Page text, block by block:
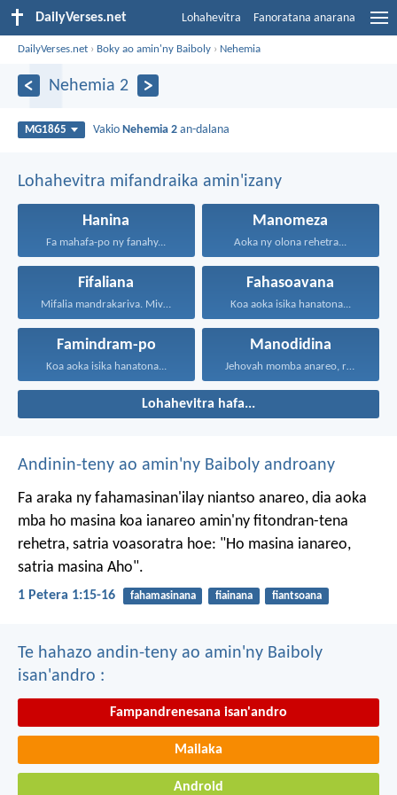
DailyVerses.net Lohahevitra Fanoratana anarana
DailyVerses.net › Boky ao amin'ny Baiboly › Nehemia
Nehemia 2
MG1865 Vakio Nehemia 2 an-dalana
Lohahevitra mifandraika amin'izany
Hanina
Fa mahafa-po ny fanahy...
Manomeza
Aoka ny olona rehetra...
Fifaliana
Mifalia mandrakariva. Mivavaha, ka...
Fahasoavana
Koa aoka isika hanatona...
Famindram-po
Koa aoka isika hanatona...
Manodidina
Jehovah momba anareo, raha...
Lohahevitra hafa...
Andinin-teny ao amin'ny Baiboly androany
Fa araka ny fahamasinan'ilay niantso anareo, dia aoka
mba ho masina koa ianareo amin'ny fitondran-tena
rehetra, satria voasoratra hoe: "Ho masina ianareo,
satria masina Aho".
1 Petera 1:15-16 fahamasinana fiainana fiantsoana
Te hahazo andin-teny ao amin'ny Baiboly
isan'andro :
Fampandrenesana isan'andro
Mailaka
Android